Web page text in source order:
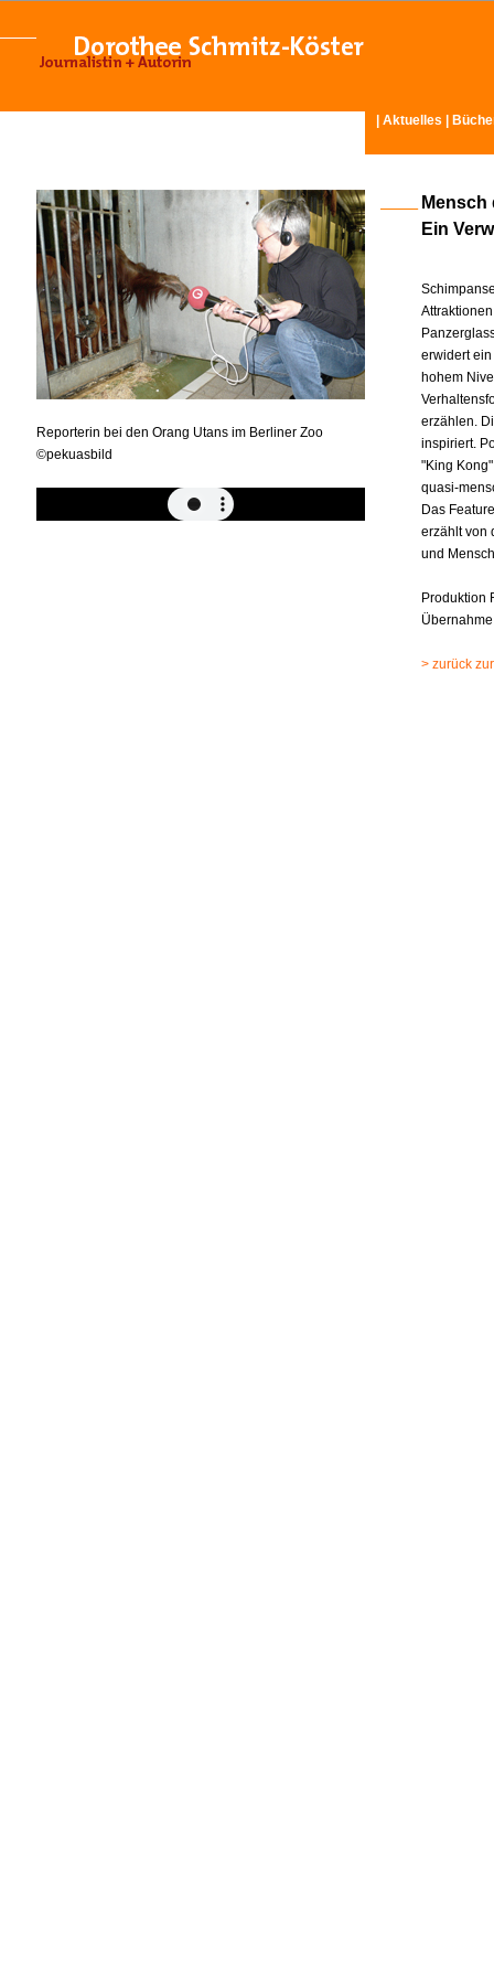
Aktuelles
Reporterin bei den Orang Utans im Berliner Zoo
©pekuasbild
Mensch
Ein
erwidert
hohem
erzählen.
inspiriert.
"King
quasi-
Das
erzählt von
und
Produktion
> zurück